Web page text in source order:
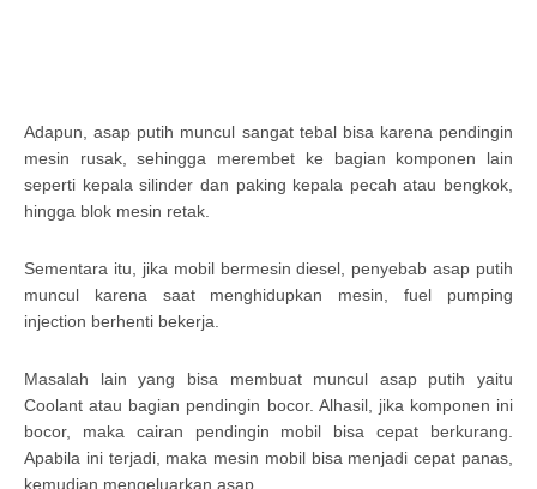
Adapun, asap putih muncul sangat tebal bisa karena pendingin
mesin rusak, sehingga merembet ke bagian komponen lain
seperti kepala silinder dan paking kepala pecah atau bengkok,
hingga blok mesin retak.
Sementara itu, jika mobil bermesin diesel, penyebab asap putih
muncul karena saat menghidupkan mesin, fuel pumping
injection berhenti bekerja.
Masalah lain yang bisa membuat muncul asap putih yaitu
Coolant atau bagian pendingin bocor. Alhasil, jika komponen ini
bocor, maka cairan pendingin mobil bisa cepat berkurang.
Apabila ini terjadi, maka mesin mobil bisa menjadi cepat panas,
kemudian mengeluarkan asap.